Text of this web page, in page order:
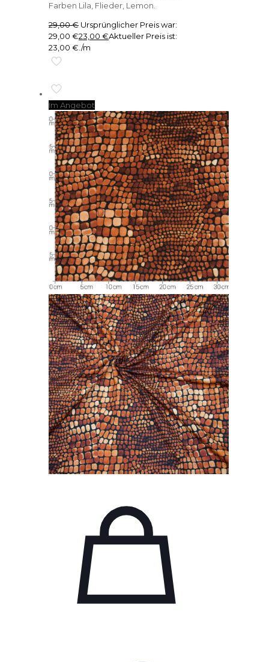
Farben Lila, Flieder, Lemon.
29,00€ Ursprünglicher Preis war:
29,00 €23,00 €Aktueller Preis ist:
23,00 €. /m
Im Angebot